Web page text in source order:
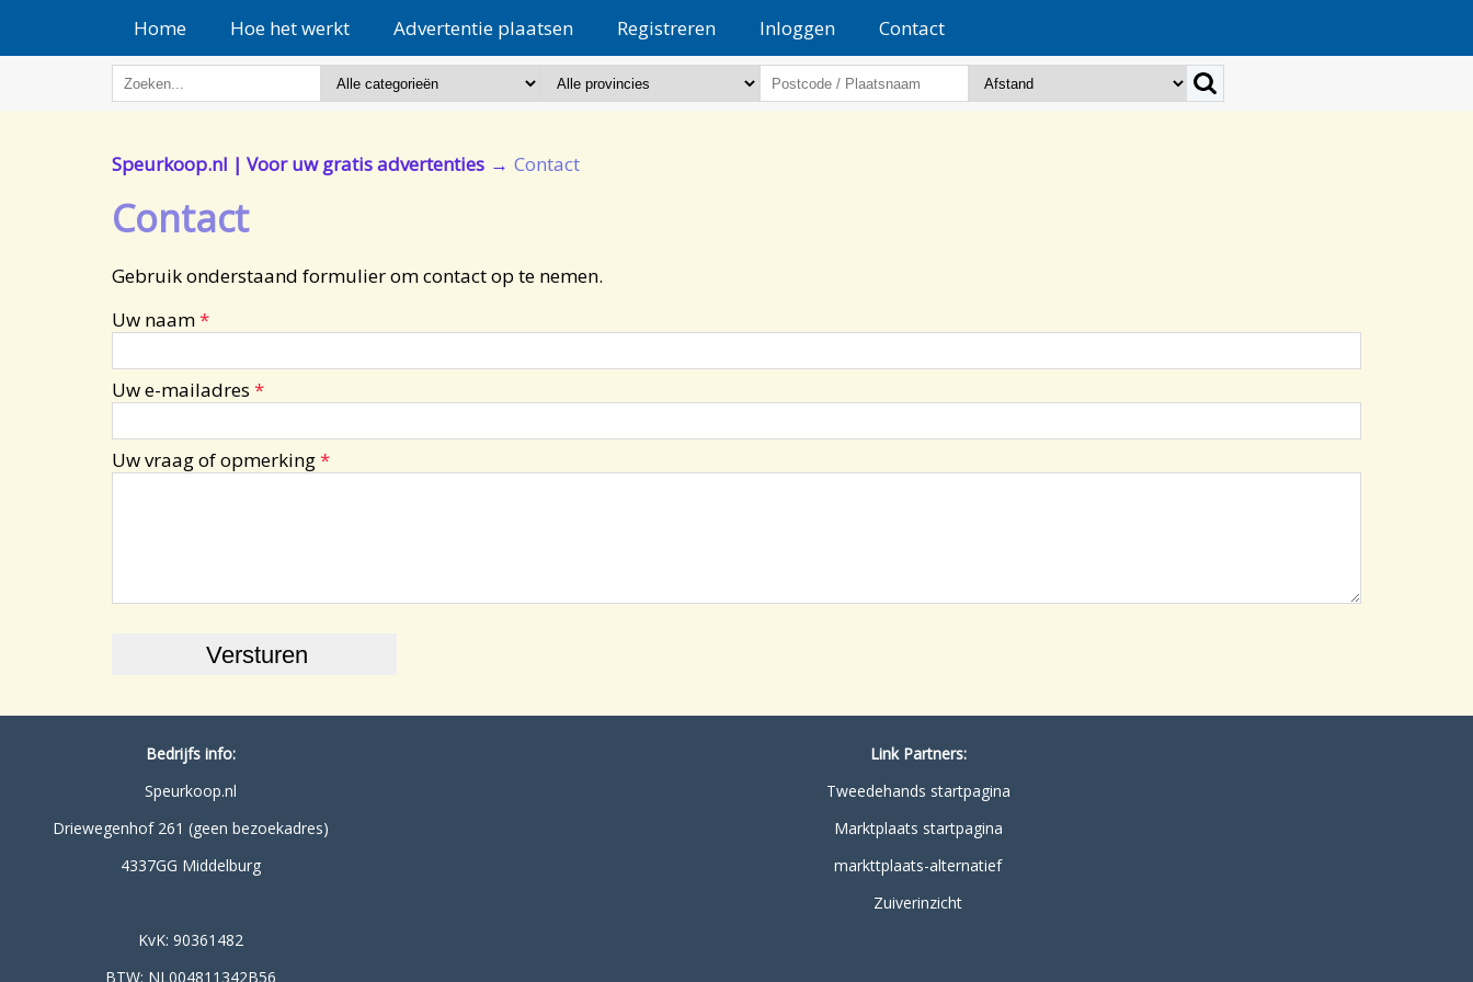
Home Hoe het werkt Advertentie plaatsen Registreren Inloggen Contact
Speurkoop.nl | Voor uw gratis advertenties Contact
Contact
Gebruik onderstaand formulier om contact op te nemen.
Uw naam*
Uw e-mailadres *
Uw vraag of opmerking*
Bedrijfs info:
Speurkoop.nl
Driewegenhof 261 (geen bezoekadres)
4337GG Middelburg
KvK: 90361482
BTW: NL004811342B56
Link Partners:
Tweedehands startpagina
Marktplaats startpagina
markttplaats-alternatief
Zuiverinzicht